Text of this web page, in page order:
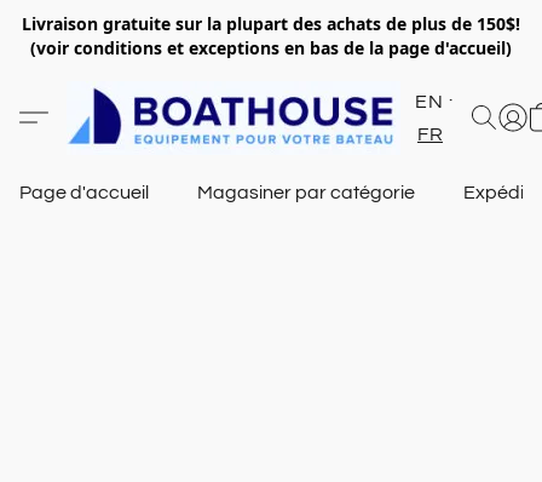
Livraison gratuite sur la plupart des achats de plus de 150$!
(voir conditions et exceptions en bas de la page d'accueil)
EN
FR
Page d'accueil Magasiner par catégorie